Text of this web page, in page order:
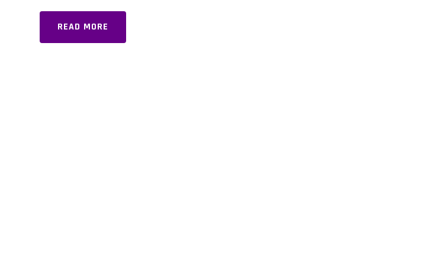
READ MORE